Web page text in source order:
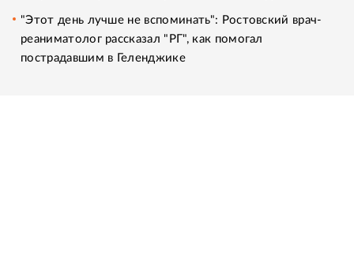
"Этот день лучше не вспоминать": Ростовский врач-
реаниматолог рассказал "РГ", как помогал
пострадавшим в Геленджике